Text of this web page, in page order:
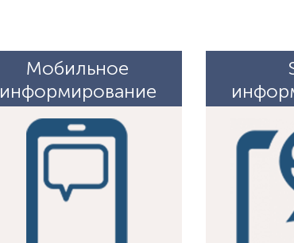
Мобильное
информирование